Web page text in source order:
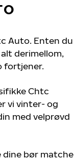
Auto. Enten du
derimellom,
fortjener.
Chtc
vi vinter- og
med velprøvd
bør matche